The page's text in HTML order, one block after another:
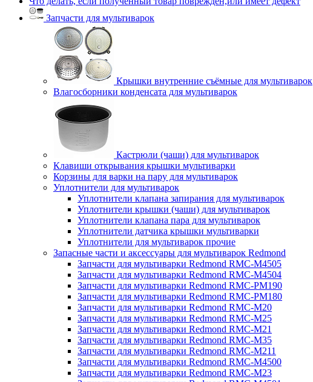
Запчасти для мультиварок
Крышки внутренние съёмные для мультиварок
Влагосборники конденсата для мультиварок
Кастрюли (чаши) для мультиварок
Клавиши открывания крышки мультиварки
Корзины для варки на пару для мультиварок
Уплотнители для мультиварок
Уплотнители клапана запирания для мультиварок
Уплотнители крышки (чаши) для мультиварок
Уплотнители клапана пара для мультиварок
Уплотнители датчика крышки мультиварки
Уплотнители для мультиварок прочие
Запасные части и аксессуары для мультиварок Redmond
Запчасти для мультиварки Redmond RMC-M4505
Запчасти для мультиварки Redmond RMC-M4504
Запчасти для мультиварки Redmond RMC-PM190
Запчасти для мультиварки Redmond RMC-PM180
Запчасти для мультиварки Redmond RMC-M20
Запчасти для мультиварки Redmond RMC-M25
Запчасти для мультиварки Redmond RMC-M21
Запчасти для мультиварки Redmond RMC-M35
Запчасти для мультиварки Redmond RMC-M211
Запчасти для мультиварки Redmond RMC-M4500
Запчасти для мультиварки Redmond RMC-M23